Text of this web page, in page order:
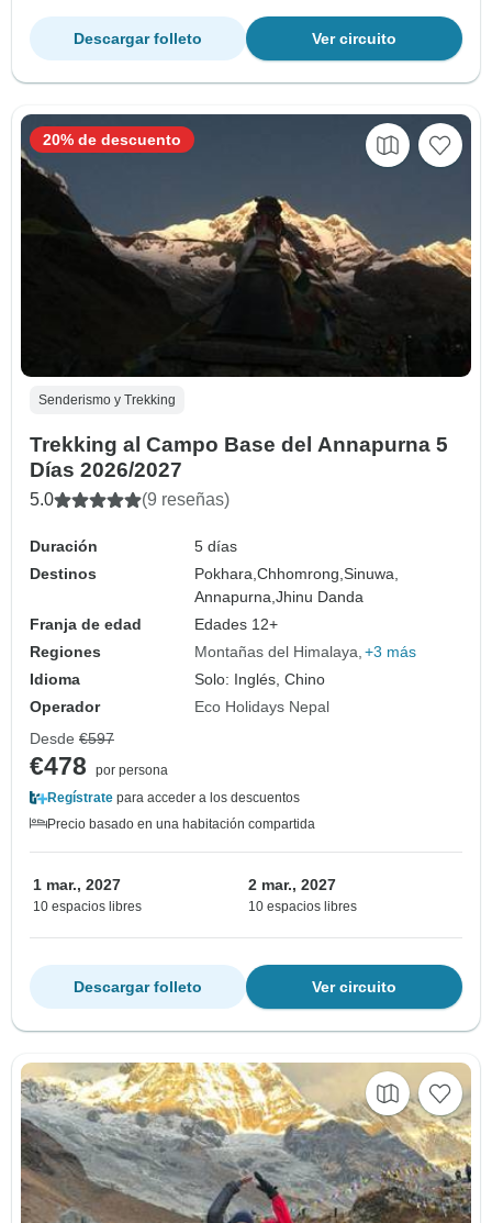
Ver circuito
Descargar folleto
Senderismo y Trekking
Trekking al Campo Base del Annapurna 5
Días 2026/2027
5.0 (9 reseñas)
Duración
5 días
Destinos
Pokhara,Chhomrong,Sinuwa,
Annapurna,Jhinu Danda
Franja de edad
Edades 12+
Regiones
Montañas del Himalaya +3 más
Idioma
Solo: Inglés, Chino
Operador
Eco Holidays Nepal
20% de descuento
Desde €597
€478
por persona
Regístrate para acceder a los descuentos
Precio basado en una habitación compartida
1 mar., 2027
10 espacios libres
2 mar., 2027
10 espacios libres
Ver circuito
Descargar folleto